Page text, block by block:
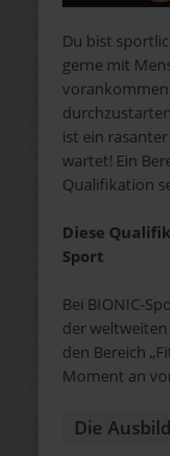
Du bist
gerne mit
ist ein
wartet! Ein
Qualifikation
Diese
Sport
Bei BIONIC-
der
den Bereich
Moment an
Die